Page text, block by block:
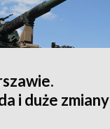
i duże zmiany